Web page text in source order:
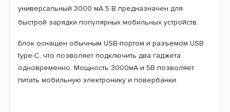
универсальный 3000 мА 5 В предназначен для
быстрой зарядки популярных мобильных устройств.
Блок оснащен обычным USB-портом и разъемом USB
type-C, что позволяет подключить два гаджета
одновременно. Мощность 3000мА и 5В позволяет
питать мобильную электронику и повербанки.